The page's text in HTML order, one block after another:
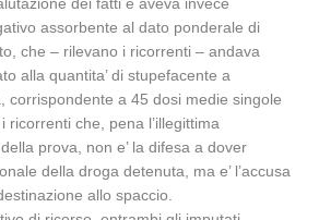
assorbente al dato ponderale di
che – rilevano i ricorrenti – andava
alla quantita’ di stupefacente a
corrispondente a 45 dosi medie singole
ricorrenti che, pena l’illegittima
prova, non e’ la difesa a dover
della droga detenuta, ma e’ l’accusa
allo spaccio.